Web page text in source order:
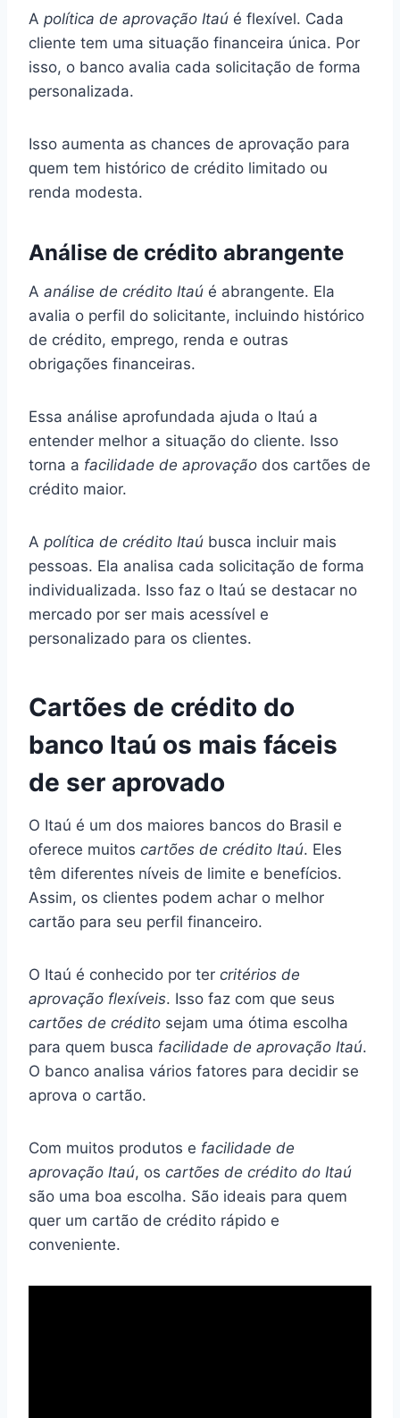
A política de aprovação Itaú é flexível. Cada
cliente tem uma situação financeira única. Por
isso, o banco avalia cada solicitação de forma
personalizada.
Isso aumenta as chances de aprovação para
quem tem histórico de crédito limitado ou
renda modesta.
Análise de crédito abrangente
A análise de crédito Itaú é abrangente. Ela
avalia o perfil do solicitante, incluindo histórico
de crédito, emprego, renda e outras
obrigações financeiras.
Essa análise aprofundada ajuda o Itaú a
entender melhor a situação do cliente. Isso
torna a facilidade de aprovação dos cartões de
crédito maior.
A política de crédito Itaú busca incluir mais
pessoas. Ela analisa cada solicitação de forma
individualizada. Isso faz o Itaú se destacar no
mercado por ser mais acessível e
personalizado para os clientes.
Cartões de crédito do
banco Itaú os mais fáceis
de ser aprovado
O Itaú é um dos maiores bancos do Brasil e
oferece muitos cartões de crédito Itaú. Eles
têm diferentes níveis de limite e benefícios.
Assim, os clientes podem achar o melhor
cartão para seu perfil financeiro.
O Itaú é conhecido por ter critérios de
aprovação flexíveis. Isso faz com que seus
cartões de crédito sejam uma ótima escolha
para quem busca facilidade de aprovação Itaú.
O banco analisa vários fatores para decidir se
aprova o cartão.
Com muitos produtos e facilidade de
aprovação Itaú, os cartões de crédito do Itaú
são uma boa escolha. São ideais para quem
quer um cartão de crédito rápido e
conveniente.